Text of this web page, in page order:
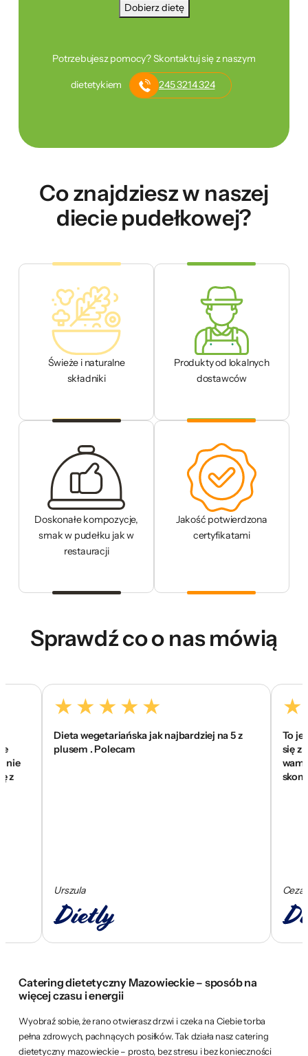
Dobierz dietę
Potrzebujesz pomocy? Skontaktuj się z naszym
dietetykiem 245 3214 324
Co znajdziesz w naszej
diecie pudełkowej?
Świeże i naturalne
składniki
Produkty od lokalnych
dostawców
Doskonałe kompozycje,
smak w pudełku jak w
restauracji
Jakość potwierdzona
certyfikatami
Sprawdź co o nas mówią
Dieta wegetariańska jak najbardziej na 5 z
plusem . Polecam
To jest to !
się
wam za
Catering dietetyczny Mazowieckie – sposób na
więcej czasu i energii
Wyobraź sobie, że rano otwierasz drzwi i czeka na Ciebie torba
pełna zdrowych, pachnących posiłków. Tak działa nasz catering
dietetyczny mazowieckie – prosto, bez stresu i bez konieczności